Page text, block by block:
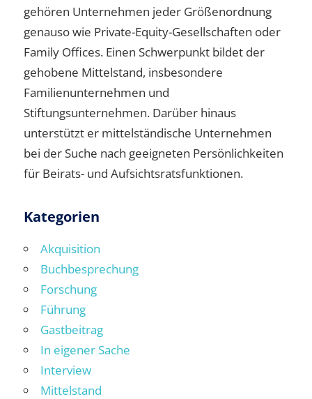
gehören Unternehmen jeder Größenordnung
genauso wie Private-Equity-Gesellschaften oder
Family Offices. Einen Schwerpunkt bildet der
gehobene Mittelstand, insbesondere
Familienunternehmen und
Stiftungsunternehmen. Darüber hinaus
unterstützt er mittelständische Unternehmen
bei der Suche nach geeigneten Persönlichkeiten
für Beirats- und Aufsichtsratsfunktionen.
Kategorien
Akquisition
Buchbesprechung
Forschung
Führung
Gastbeitrag
In eigener Sache
Interview
Mittelstand